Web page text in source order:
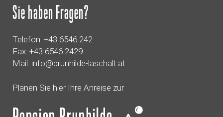
Sie haben Fragen?
Telefon: +43 6546 242
Fax: +43 6546 2429
Mail: info@brunhilde-laschalt.at
Planen Sie hier Ihre Anreise zur